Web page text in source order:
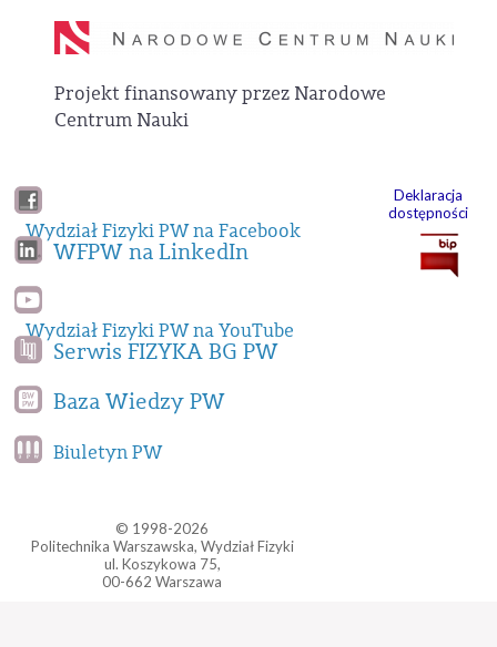
Projekt finansowany przez Narodowe
Centrum Nauki
Wydział Fizyki PW na Facebook
WFPW na LinkedIn
Wydział Fizyki PW na YouTube
Serwis FIZYKA BG PW
Baza Wiedzy PW
Biuletyn PW
© 1998-2026
Politechnika Warszawska, Wydział Fizyki
ul. Koszykowa 75,
00-662 Warszawa
Deklaracja
dostępności